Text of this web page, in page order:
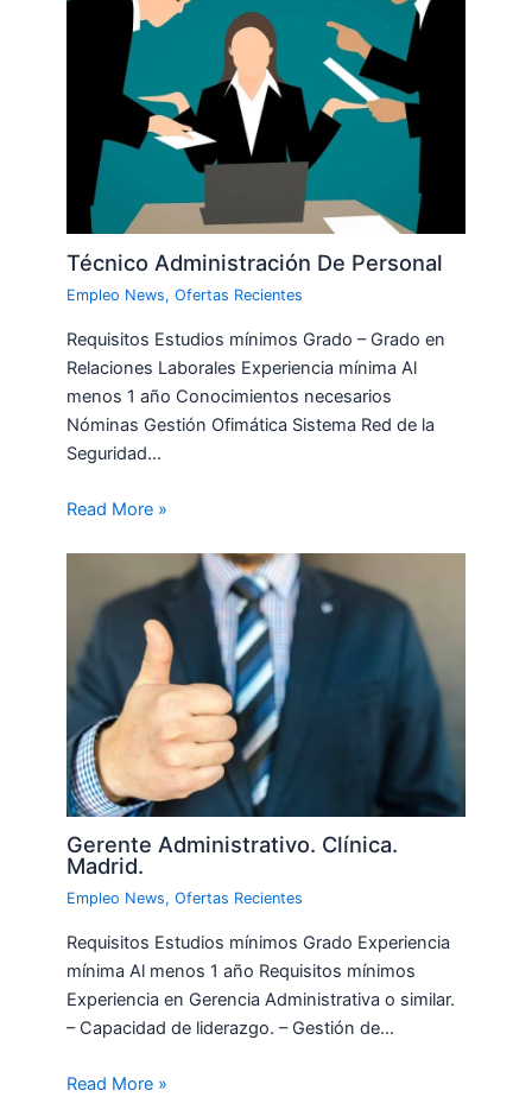
Técnico Administración De Personal
Empleo News,Ofertas Recientes
Requisitos Estudios mínimos Grado – Grado en
Relaciones Laborales Experiencia mínima Al
menos 1 año Conocimientos necesarios
Nóminas Gestión Ofimática Sistema Red de la
Seguridad…
Read More »
Gerente Administrativo. Clínica.
Madrid.
Empleo News,Ofertas Recientes
Requisitos Estudios mínimos Grado Experiencia
mínima Al menos 1 año Requisitos mínimos
Experiencia en Gerencia Administrativa o similar.
– Capacidad de liderazgo. – Gestión de…
Read More »